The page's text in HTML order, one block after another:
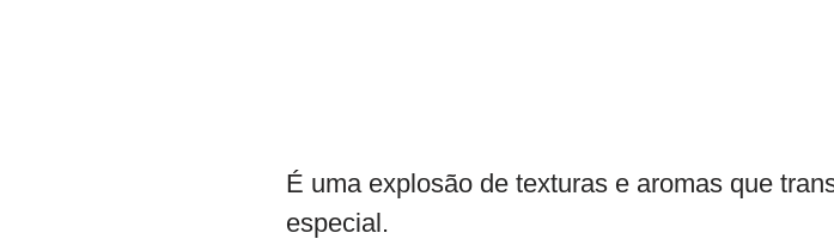
É uma explosão de texturas e aromas que
especial.